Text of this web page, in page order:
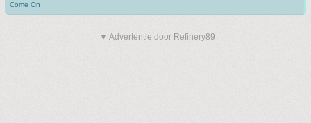
Come On
▼ Advertentie door Refinery89